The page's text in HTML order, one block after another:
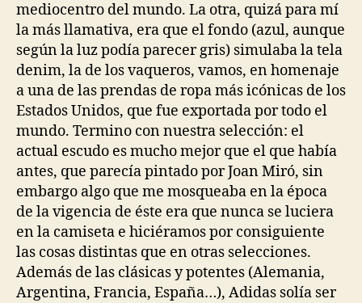
mediocentro del mundo. La otra, quizá para mí
la más llamativa, era que el fondo (azul, aunque
según la luz podía parecer gris) simulaba la tela
denim, la de los vaqueros, vamos, en homenaje
a una de las prendas de ropa más icónicas de los
Estados Unidos, que fue exportada por todo el
mundo. Termino con nuestra selección: el
actual escudo es mucho mejor que el que había
antes, que parecía pintado por Joan Miró, sin
embargo algo que me mosqueaba en la época
de la vigencia de éste era que nunca se luciera
en la camiseta e hiciéramos por consiguiente
las cosas distintas que en otras selecciones.
Además de las clásicas y potentes (Alemania,
Argentina, Francia, España…), Adidas solía ser